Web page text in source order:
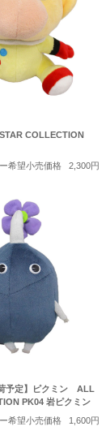
COLLECTION
希望小売価格
2,300円
予定】ピクミン ALL
PK04 岩ピクミン
希望小売価格
1,600円